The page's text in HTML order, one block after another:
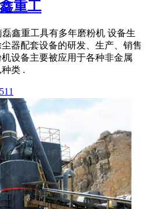
重工
鑫重工具有多年磨粉机 设备生
器配套设备的研发、生产、销售
设备主要被应用于各种非金属
类 .